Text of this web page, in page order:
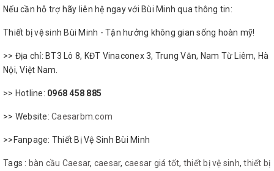
Nếu cần hỗ trợ hãy liên hệ ngay với Bùi Minh qua thông tin:
Thiết bị vệ sinh Bùi Minh - Tận hưởng không gian sống hoàn mỹ!
>> Địa chỉ: BT3 Lô 8, KĐT Vinaconex 3, Trung Văn, Nam Từ Liêm, Hà
Nội, Việt Nam.
>> Hotline: 0968 458 885
>> Website: Caesarbm.com
>>Fanpage: Thiết Bị Vệ Sinh Bùi Minh
Tags : bàn cầu Caesar, caesar, caesar giá tốt, thiết bị vệ sinh,thiết bị